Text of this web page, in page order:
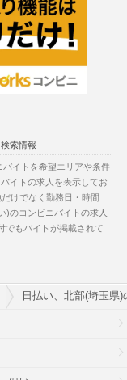
索情報
イトを希望エリアや条件
イトの求人を表示してお
けでなく勤務日・時間
)のコンビニバイトの求人
でもバイトが掲載されて
日払い、北部(埼玉県